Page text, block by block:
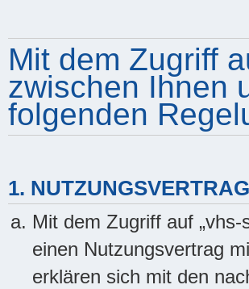
Mit dem Zugriff
zwischen Ihnen
folgenden
1. NUTZUNGSVERTRAG
Mit dem Zugriff auf
einen Nutzungsvertrag
erklären sich mit den